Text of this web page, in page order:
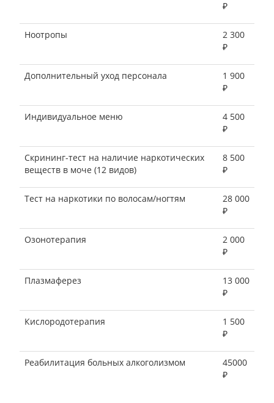
₽
Ноотропы
2 300
₽
Дополнительный уход персонала
1 900
₽
Индивидуальное меню
4 500
₽
Скрининг-тест на наличие наркотических
веществ в моче (12 видов)
8 500
₽
Тест на наркотики по волосам/ногтям
28 000
₽
Озонотерапия
2 000
₽
Плазмаферез
13 000
₽
Кислородотерапия
1 500
₽
Реабилитация больных алкоголизмом
45000
₽